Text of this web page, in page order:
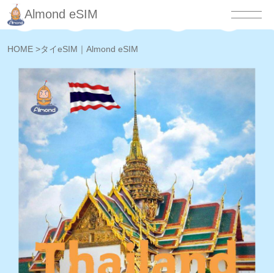
Almond eSIM
HOME >タイeSIM｜Almond eSIM